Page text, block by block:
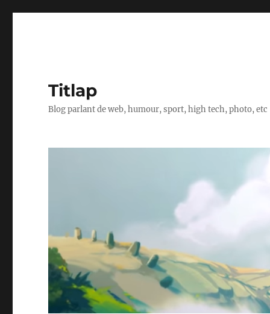
Titlap
Blog parlant de web, humour, sport, high tech, photo, etc